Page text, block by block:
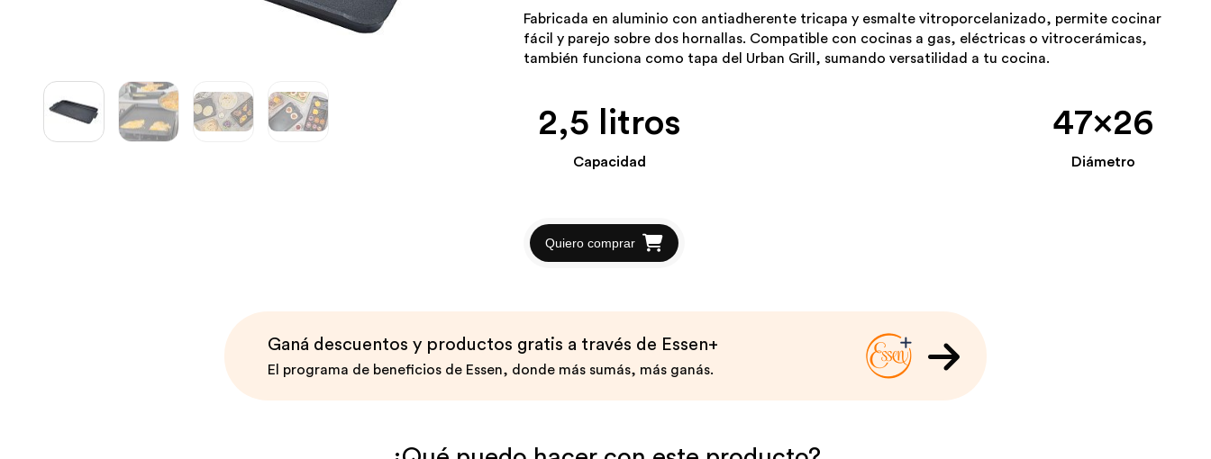
Fabricada en aluminio con antiadherente tricapa y esmalte vitroporcelanizado, permite cocinar
fácil y parejo sobre dos hornallas. Compatible con cocinas a gas, eléctricas o vitrocerámicas,
también funciona como tapa del Urban Grill, sumando versatilidad a tu cocina.
2,5 litros
Capacidad
47x26
Diámetro
Quiero comprar
Ganá descuentos y productos gratis a través de Essen+
El programa de beneficios de Essen, donde más sumás, más ganás.